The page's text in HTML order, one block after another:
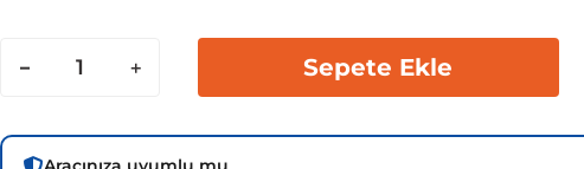
Sepete Ekle